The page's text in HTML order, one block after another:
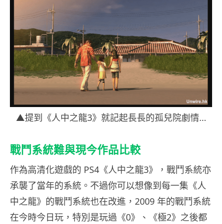
▲提到《人中之龍3》就記起長長的孤兒院劇情…
戰鬥系統難與現今作品比較
作為高清化遊戲的 PS4《人中之龍3》，戰鬥系統亦
承襲了當年的系統。不過你可以想像到每一集《人
中之龍》的戰鬥系統也在改進，2009 年的戰鬥系統
在今時今日玩，特別是玩過《0》、《極2》之後都